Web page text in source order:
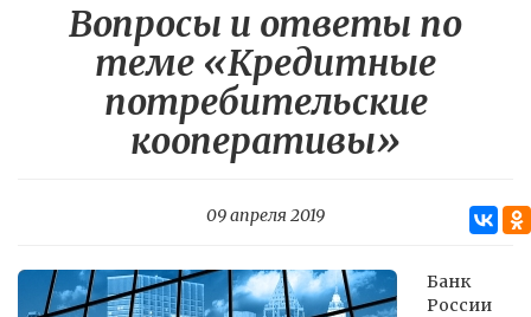
Вопросы и ответы по
теме «Кредитные
потребительские
кооперативы»
09 апреля 2019
Банк
России